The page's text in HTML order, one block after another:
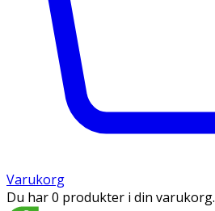
Varukorg
Du har 0 produkter i din varukorg.